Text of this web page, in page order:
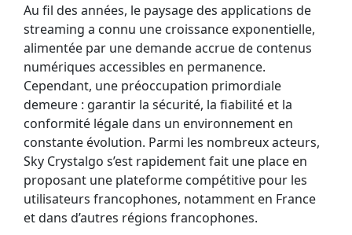
Au fil des années, le paysage des applications de
streaming a connu une croissance exponentielle,
alimentée par une demande accrue de contenus
numériques accessibles en permanence.
Cependant, une préoccupation primordiale
demeure : garantir la sécurité, la fiabilité et la
conformité légale dans un environnement en
constante évolution. Parmi les nombreux acteurs,
Sky Crystalgo s’est rapidement fait une place en
proposant une plateforme compétitive pour les
utilisateurs francophones, notamment en France
et dans d’autres régions francophones.